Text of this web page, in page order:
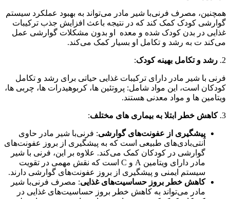
همچنین، مصرف فرنی‌با شیر مادر می‌تواند به بهبود عملکرد سیستم
گوارشی کودک کمک کند که در نتیجه باعث افزایش جذب ترکیبات
غذایی در بدن کودک شده و معده او بدون مشکلات گوارشی عمل
می‌کند ت به رشد و تکامل او بسیار کمک می‌کند.
2. رشد و تکامل بهینه کودک:
فرنی با شیر مادر دارای ترکیبات غذایی حیاتی برای رشد و تکامل
کودکان است، این مواد شامل: پروتئین ها، کربوهیدرات ها، چربی ها،
ویتامین ها و مواد معدنی هستند.
3. کاهش خطر ابتلا به بیماری های مختلف:
پیشگیری از عفونت‌های گوارشی: فرنی‌با شیر مادر حاوی
آنتی‌بادی‌های طبیعی است که به پیشگیری از بروز عفونت‌های
گوارشی در کودکان کمک می‌کند. علاوه بر این، فرنی با شیر
مادر دارای ویتامین A و C است که نقش مهمی در تقویت
سیستم ایمنی و پیشگیری از بروز عفونت‌های گوارشی دارند.
کاهش خطر بروز حساسیت‌های غذایی: مصرف فرنی‌با شیر
مادر می‌تواند به کاهش خطر بروز حساسیت‌های غذایی در